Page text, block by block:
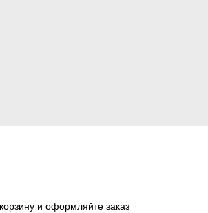
и оформляйте заказ